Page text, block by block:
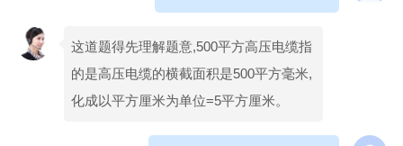
这道题得先理解题意,500平方高压电缆指
的是高压电缆的横截面积是500平方毫米,
化成以平方厘米为单位=5平方厘米。